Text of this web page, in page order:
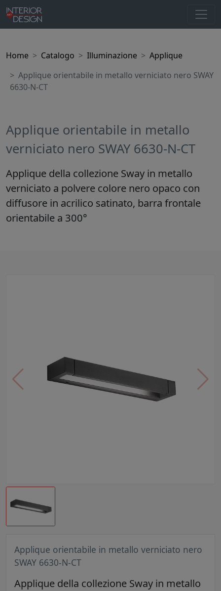
Home Catalogo Illuminazione
Applique
Applique orientabile in metallo verniciato nero SWAY
6630-N-CT
Applique orientabile in metallo
verniciato nero SWAY 6630-N-CT
Applique della collezione Sway in metallo
verniciato a polvere colore nero opaco con
diffusore in acrilico satinato, barra frontale
orientabile a 300°
Applique orientabile in metallo verniciato nero
SWAY 6630-N-CT
Applique della collezione Sway in metallo